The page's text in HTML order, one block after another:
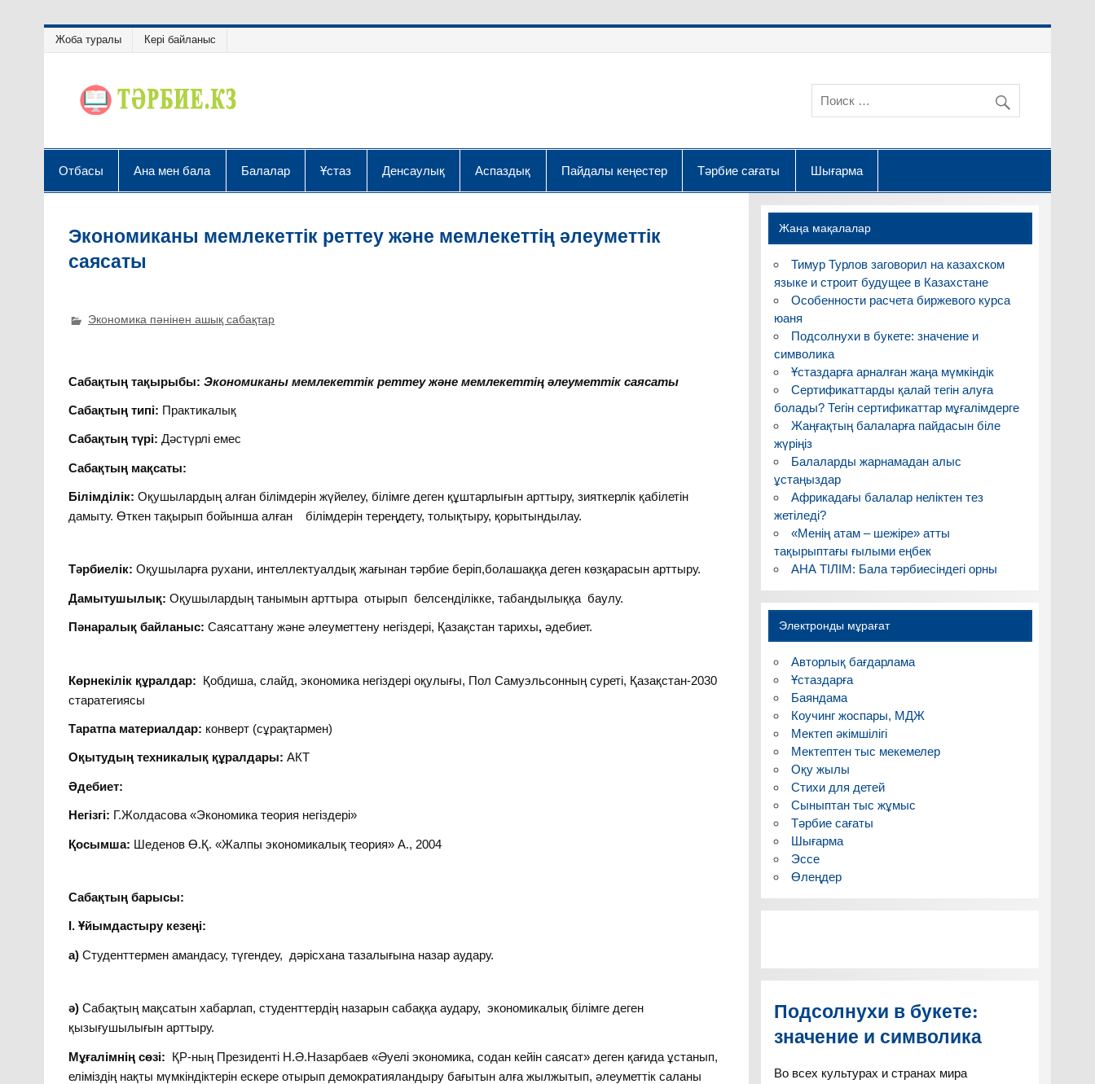
Жоба туралы Кері байланыс
Отбасы Ана мен бала Балалар Ұстаз Денсаулық Аспаздық Пайдалы кеңестер Тәрбие сағаты Шығарма
Экономиканы мемлекеттік реттеу және мемлекеттің әлеуметтік
саясаты
Экономика пәнінен ашық сабақтар
Сабақтың тақырыбы:Экономиканы мемлекеттік реттеу және мемлекеттіңәлеуметтік саясаты
Сабақтың типі: Практикалық
Сабақтың түрі:Дәстүрлі емес
Сабақтың мақсаты:
Білімділік: Оқушылардың алған білімдерін жүйелеу, білімге деген құштарлығын арттыру, зияткерлік қабілетін
дамыту. Өткен тақырып бойынша алған білімдерін тереңдету, толықтыру, қорытындылау.
Тәрбиелік:Оқушыларға рухани, интеллектуалдық жағынан тәрбие беріп,болашаққа деген көзқарасын арттыру.
Дамытушылық: Оқушылардың танымын арттыра отырып белсенділікке, табандылыққа баулу.
Пәнаралық байланыс:Саясаттану және әлеуметтену негіздері, Қазақстан тарихы,әдебиет.
Көрнекілік құралдар: Қобдиша, слайд, экономика негіздері оқулығы, Пол Самуэльсонның суреті, Қазақстан-2030
старатегиясы
Таратпа материалдар: конверт (сұрақтармен)
Оқытудың техникалық құралдары: АКТ
Әдебиет:
Негізгі: Г.Жолдасова «Экономика теория негіздері»
Қосымша: Шеденов Ө.Қ. «Жалпы экономикалық теория» А., 2004
Сабақтың барысы:
І. Ұйымдастыру кезеңі:
а)Студенттермен амандасу, түгендеу, дәрісхана тазалығына назар аудару.
ә)Сабақтың мақсатын хабарлап, студенттердің назарын сабаққа аудару, экономикалық білімге деген
қызығушылығын арттыру.
Мұғалімнің сөзі: ҚР-ның Президенті Н.Ә.Назарбаев «Әуелі экономика, содан кейін саясат» деген қағида ұстанып,
еліміздің нақты мүмкіндіктерін ескере отырып демократияландыру бағытын алға жылжытып, әлеуметтік саланы
Жаңа мақалалар
Тимур Турлов заговорил на казахском
языке и строит будущее в Казахстане
Особенности расчета биржевого курса
юаня
Подсолнухи в букете: значение и
символика
Ұстаздарға арналған жаңа мүмкіндік
Сертификаттарды қалай тегін алуға
болады? Тегін сертификаттар мұғалімдерге
Жаңғақтың балаларға пайдасын біле
жүріңіз
Балаларды жарнамадан алыс
ұстаңыздар
Африкадағы балалар неліктен тез
жетіледі?
«Менің атам – шежіре» атты
тақырыптағы ғылыми еңбек
АНА ТІЛІМ: Бала тәрбиесіндегі орны
Электронды мұрағат
Авторлық бағдарлама
Ұстаздарға
Баяндама
Коучинг жоспары, МДЖ
Мектеп әкімшілігі
Мектептен тыс мекемелер
Оқу жылы
Стихи для детей
Сыныптан тыс жұмыс
Тәрбие сағаты
Шығарма
Эссе
Өлеңдер
Подсолнухи в букете:
значение и символика
Во всех культурах и странах мира